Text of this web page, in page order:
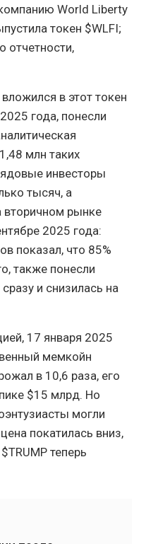
World Liberty
токен $WLFI;
отчетности,
в этот токен
года, понесли
млн таких
инвесторы
тысяч, а
рынке
2025 года:
показал, что 85%
также понесли
и снизилась на
17 января 2025
мемкойн
в 10,6 раза, его
$15 млрд. Но
могли
покатилась вниз,
теперь